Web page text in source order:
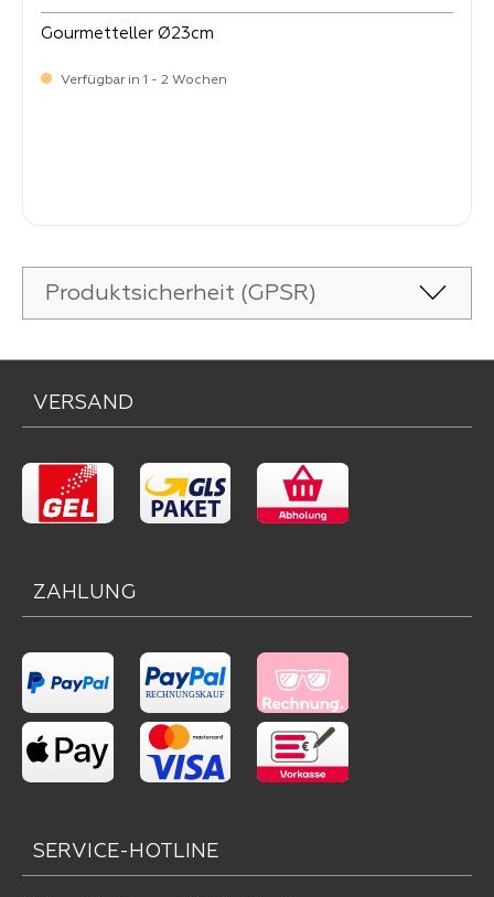
Gourmetteller Ø23cm
Verfügbar in 1 - 2 Wochen
Produktsicherheit (GPSR)
VERSAND
ZAHLUNG
SERVICE-HOTLINE